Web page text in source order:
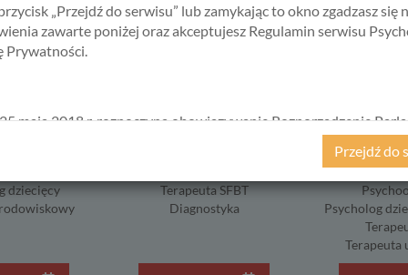
dziecięcy
ALICJA KRAWCZYK
Terapeuta SFBT
Diagnostyka
HANNA
Psycholog
Terapeuta
„Przejdź do serwisu” lub zamykając to okno zgadzasz się
zawarte poniżej oraz akceptujesz Regulamin serwisu
Prywatności.
maja 2018 r. rozpoczyna obowiązywanie Rozporządzenie
i Rady (UE) 2016/679 z dnia 27 kwietnia 2016 r. w sprawie
w związku z przetwarzaniem danych osobowych i w
przepływu takich danych oraz uchylenia dyrektywy 95/46/
popularnie jako „RODO”). RODO obowiązywać będzie w
we wszystkich krajach Unii Europejskiej, a więc także w Polsce i
szereg zmian w zasadach regulujących przetwarzanie danych
które będą miały wpływ na wiele dziedzin życia, w tym na
Przejdź do